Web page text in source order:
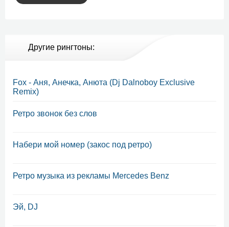
Другие рингтоны:
Fox - Аня, Анечка, Анюта (Dj Dalnoboy Exclusive
Remix)
Ретро звонок без слов
Набери мой номер (закос под ретро)
Ретро музыка из рекламы Mercedes Benz
Эй, DJ